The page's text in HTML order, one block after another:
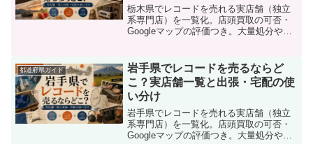
栃木県でレコードを売れる実店舗（独立
系専門店）を一覧化。店頭買取の可否・
Googleマップの評価つき。大量処分や実
都道府県ガイド
岩手県でレコードを売るならど
こ？実店舗一覧と出張・宅配の使
い分け
岩手県でレコードを売れる実店舗（独立
系専門店）を一覧化。店頭買取の可否・
Googleマップの評価つき。大量処分や実